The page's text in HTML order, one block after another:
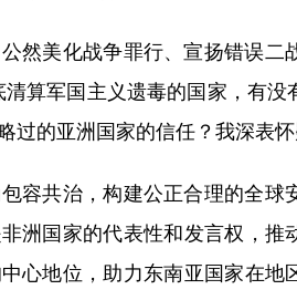
美化战争罪行、宣扬错误二
算军国主义遗毒的国家，有
的亚洲国家的信任？我深表怀
共治，构建公正合理的全球
洲国家的代表性和发言权，推
心地位，助力东南亚国家在地